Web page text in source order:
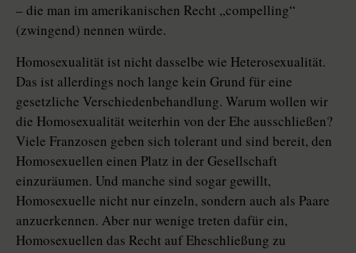
– die man im amerikanischen Recht „compelling“
(zwingend) nennen würde.
Homosexualität ist nicht dasselbe wie Heterosexualität.
Das ist allerdings noch lange kein Grund für eine
gesetzliche Verschiedenbehandlung. Warum wollen wir
die Homosexualität weiterhin von der Ehe ausschließen?
Viele Franzosen geben sich tolerant und sind bereit, den
Homosexuellen einen Platz in der Gesellschaft
einzuräumen. Und manche sind sogar gewillt,
Homosexuelle nicht nur einzeln, sondern auch als Paare
anzuerkennen. Aber nur wenige treten dafür ein,
Homosexuellen das Recht auf Eheschließung zu